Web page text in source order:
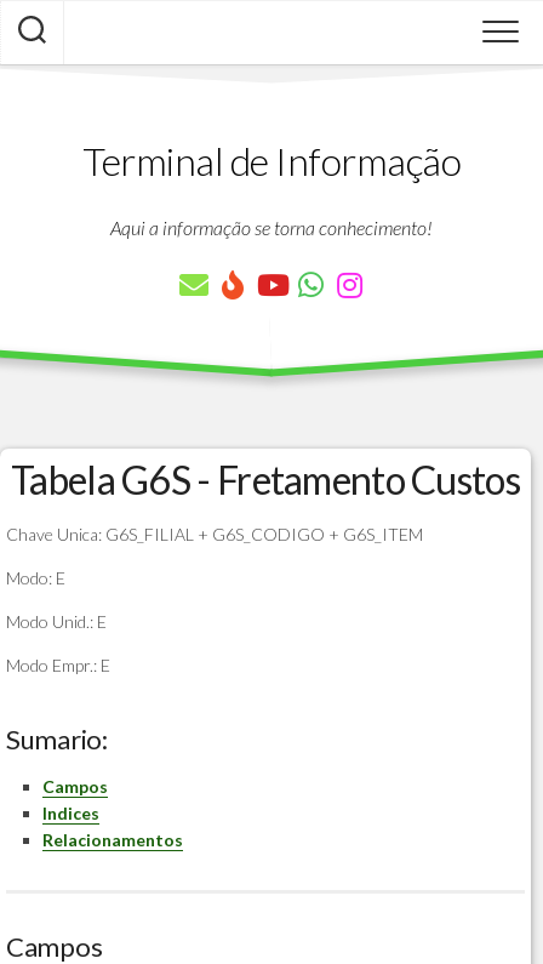
Skip
content
Terminal de Informação
Aqui a informação se torna conhecimento!
Tabela G6S - Fretamento Custos
Chave Unica: G6S_FILIAL + G6S_CODIGO + G6S_ITEM
Modo: E
Modo Unid.: E
Modo Empr.: E
Sumario:
Campos
Indices
Relacionamentos
Campos